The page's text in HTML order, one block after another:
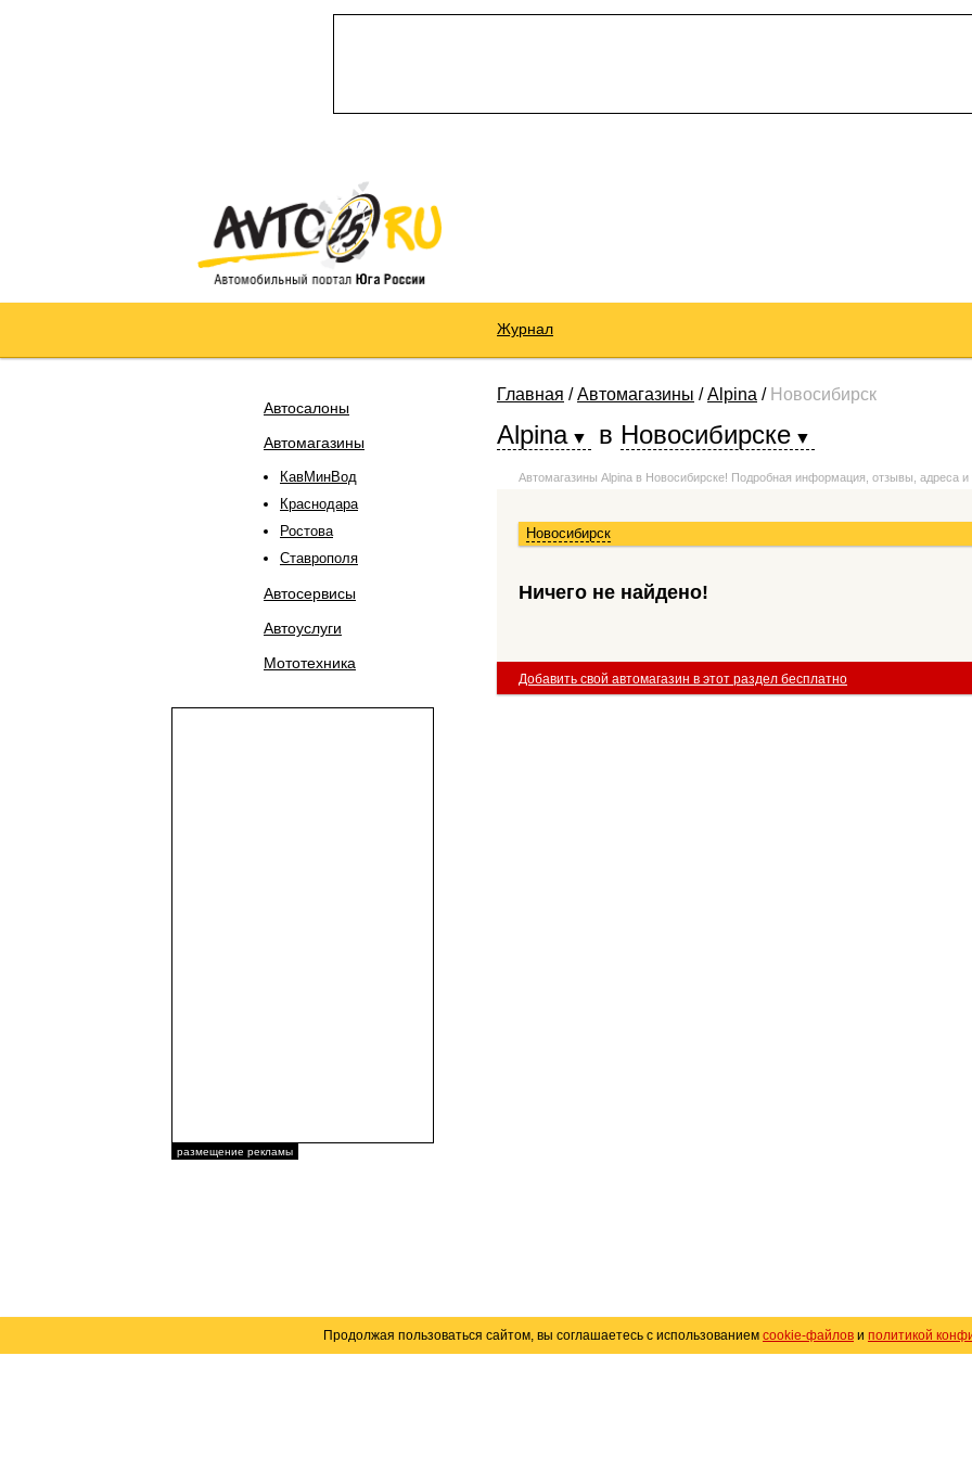
Журнал
Автосалоны
Автомагазины
КавМинВод
Краснодара
Ростова
Ставрополя
Автосервисы
Автоуслуги
Мототехника
размещение рекламы
Главная /Автомагазины /Alpina / Новосибирск
Alpina в Новосибирске
Автомагазины Alpina в Новосибирске! Подробная информация, отзывы, адреса
Новосибирск
Ничего не найдено!
Добавить свой автомагазин в этот раздел бесплатно
Продолжая пользоваться сайтом, вы соглашаетесь с использованием cookie-файлов и политикой